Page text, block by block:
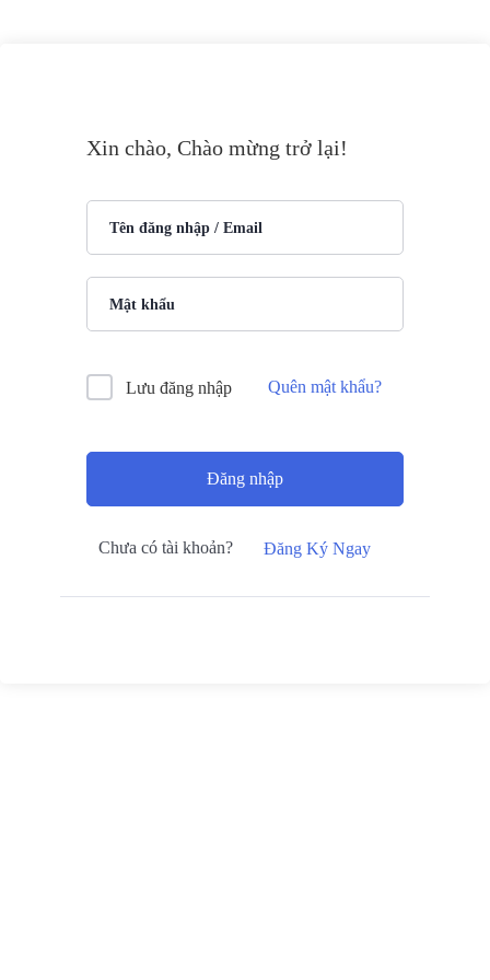
Xin chào, Chào mừng trở lại!
Lưu đăng nhập Quên mật khẩu?
Đăng nhập
Chưa có tài khoản? Đăng Ký Ngay